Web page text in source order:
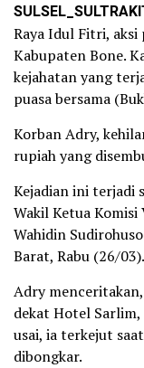
Raya Idul Fitri,
Kabupaten Bone.
kejahatan yang
puasa bersama
Korban Adry,
rupiah yang
Kejadian ini terjadi
Wakil Ketua
Wahidin
Barat, Rabu (26/03).
Adry
dekat Hotel Sarlim,
usai, ia terkejut
dibongkar.